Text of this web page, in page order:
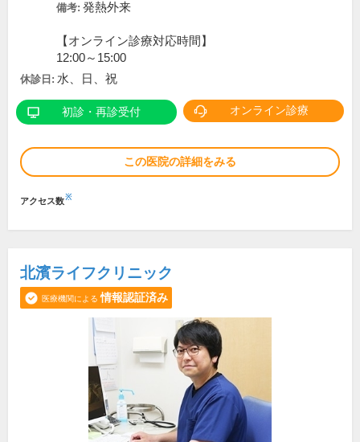
備考: 発熱外来
【オンライン診療対応時間】
12:00～15:00
休診日: 水、日、祝
初診・再診受付 オンライン診療
この医院の詳細をみる
アクセス数※
北濱ライフクリニック
医療機関による 情報認証済み